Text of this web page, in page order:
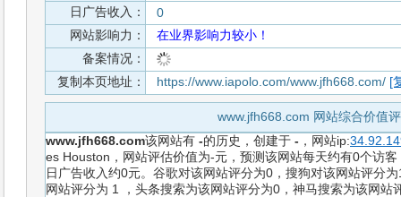
日广告收入：
0
网站影响力：
在业界影响力较小！
备案情况：
复制本页地址：
https://www.iapolo.com/www.jfh668.com/ [
www.jfh668.com 网站综合价值
www.jfh668.com该网站有 -的历史，创建于 - ，网站ip:
es Houston，网站评估价值为-元，预测该网站每天约有0个访
日广告收入约0元。谷歌对该网站评分为0，搜狗对该网站评分
网站评分为 1 ，头条搜索为该网站评分为0，神马搜索为该网